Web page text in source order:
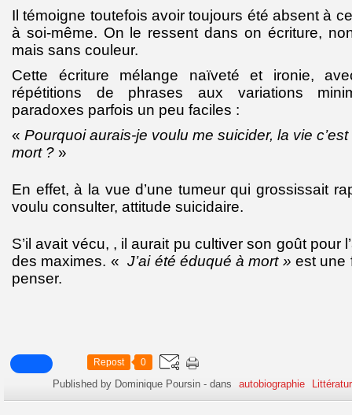
Il témoigne toutefois avoir toujours été absent à
à soi-même. On le ressent dans on écriture,
mais sans couleur.
Cette écriture mélange naïveté et ironie,
répétitions de phrases aux variations
paradoxes parfois un peu faciles :
«Pourquoi aurais-je voulu me suicider, la vie
mort ? »
En effet, à la vue d’une tumeur qui grossissait
voulu consulter, attitude suicidaire.
S’il avait vécu, , il aurait pu cultiver son goût pour
des maximes. «J’ai été éduqué à mort » est une
penser.
Repost 0
Published by Dominique Poursin -dans autobiographie